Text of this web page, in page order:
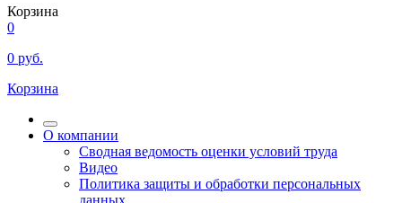
Корзина
0
0 руб.
Корзина
О компании
Сводная ведомость оценки условий труда
Видео
Политика защиты и обработки персональных
данных